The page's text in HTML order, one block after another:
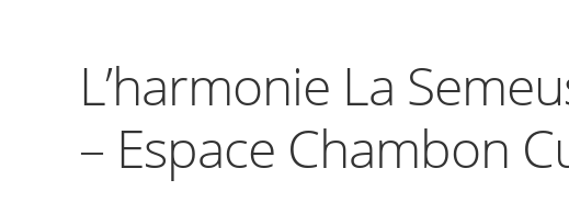
L’harmonie La
– Espace Chambon